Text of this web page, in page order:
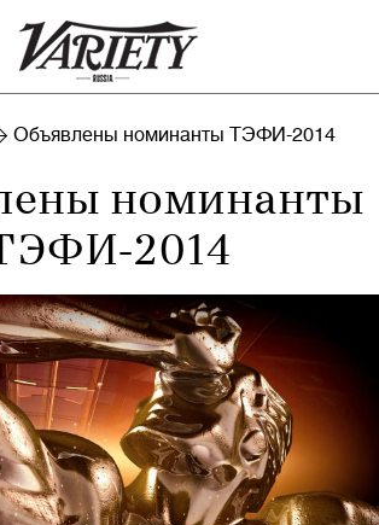
TV
INDUSTRY
Объявлены номинанты ТЭФИ-2014
номинанты
2014